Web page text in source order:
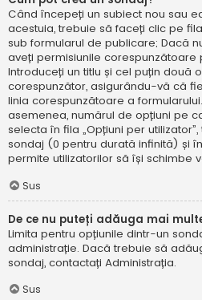
Când începeți un subiect nou sau
acestuia, trebuie să faceți clic pe
sub formularul de publicare; Dacă
aveți permisiunile corespunzătoare
Introduceți un titlu și cel puțin două
corespunzător, asigurându-vă că
linia corespunzătoare a
asemenea, numărul de opțiuni pe
selecta în fila „Opțiuni per
sondaj (0 pentru durată infinită) și
permite utilizatorilor să își schimbe
Sus
De ce nu puteți adăuga mai
Limita pentru opțiunile dintr-un
administrație. Dacă trebuie să
sondaj, contactați Administrația.
Sus